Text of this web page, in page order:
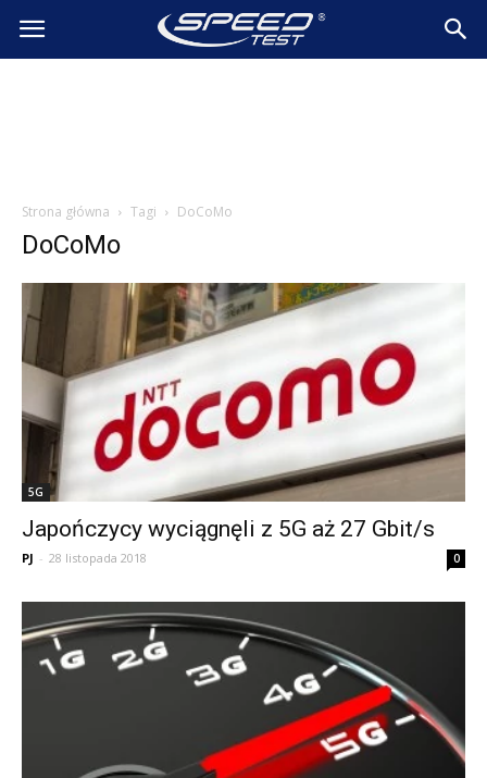
SpeedTest.pl
Strona główna Tagi DoCoMo
DoCoMo
5G
Japończycy wyciągnęli z 5G aż 27 Gbit/s
PJ - 28 listopada 2018 0